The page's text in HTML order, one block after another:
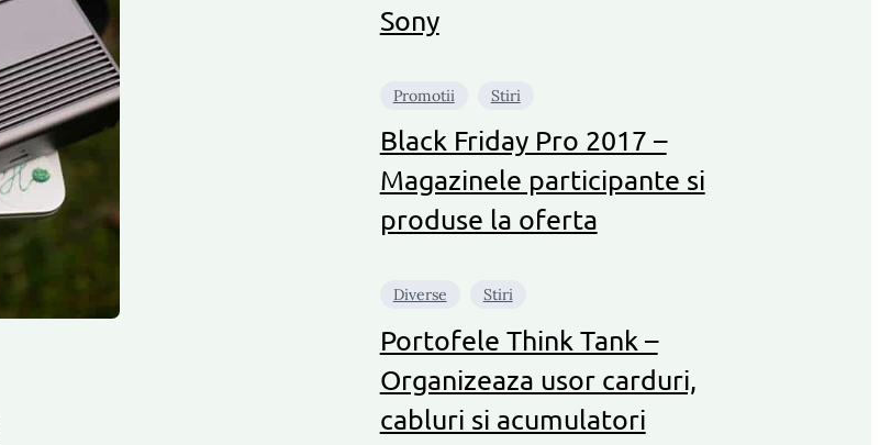
Sony
Promotii Stiri
Black Friday Pro 2017 –
Magazinele participante si
produse la oferta
Diverse Stiri
Portofele Think Tank –
Organizeaza usor carduri,
cabluri si acumulatori